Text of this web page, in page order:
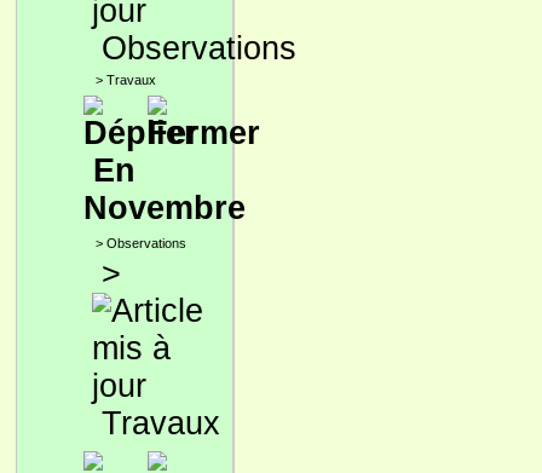
Observations
> Travaux
En
Novembre
> Observations
>
Travaux